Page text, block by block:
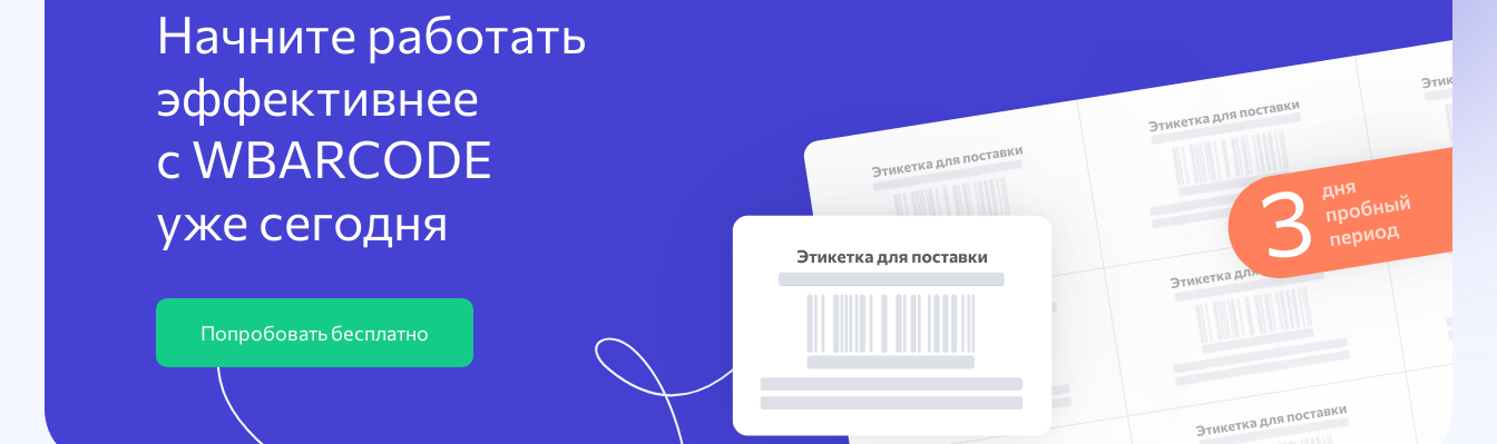
Начните работать
эффективнее
с WBARCODE
уже сегодня
Попробовать бесплатно